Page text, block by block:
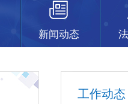
新闻动态
工作动态